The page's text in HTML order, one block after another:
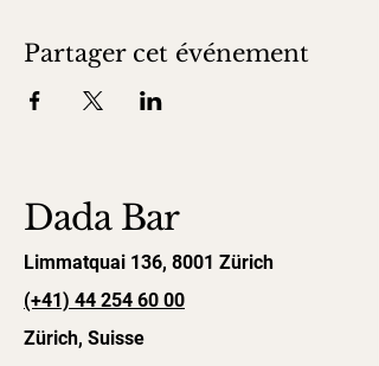
Partager cet événement
Dada Bar
Limmatquai 136, 8001 Zürich
(+41) 44 254 60 00
Zürich, Suisse